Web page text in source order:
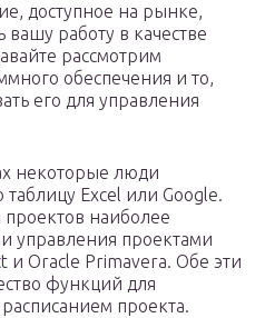
доступное на рынке,
работу в качестве
рассмотрим
обеспечения и то,
его для управления
некоторые люди
Excel или Google.
наиболее
управления проектами
и Oracle Primavera. Обе эти
функций для
проекта.